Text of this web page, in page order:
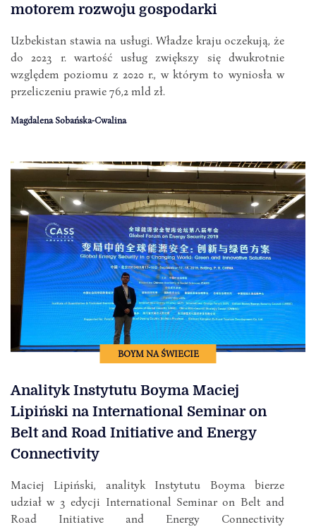
motorem rozwoju gospodarki
Uzbekistan stawia na usługi. Władze kraju oczekują, że
do 2023 r. wartość usług zwiększy się dwukrotnie
względem poziomu z 2020 r., w którym to wyniosła w
przeliczeniu prawie 76,2 mld zł.
Magdalena Sobańska-Cwalina
BOYM NA ŚWIECIE
Analityk Instytutu Boyma Maciej
Lipiński na International Seminar on
Belt and Road Initiative and Energy
Connectivity
Maciej Lipiński, analityk Instytutu Boyma bierze
udział w 3 edycji International Seminar on Belt and
Road Initiative and Energy Connectivity